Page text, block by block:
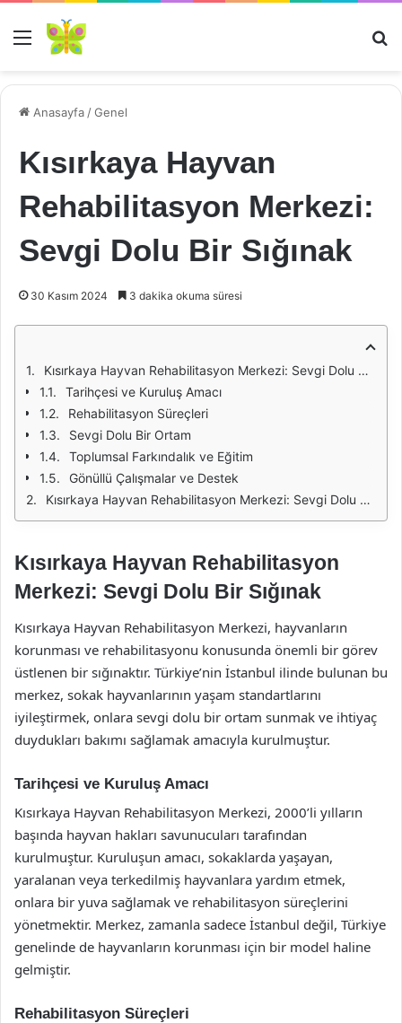
Menü
Anasayfa /Genel
Kısırkaya Hayvan
Rehabilitasyon Merkezi:
Sevgi Dolu Bir Sığınak
30 Kasım 2024 3 dakika okuma süresi
Kısırkaya Hayvan Rehabilitasyon Merkezi: Sevgi Dolu Bir Sığınak
Tarihçesi ve Kuruluş Amacı
Rehabilitasyon Süreçleri
Sevgi Dolu Bir Ortam
Toplumsal Farkındalık ve Eğitim
Gönüllü Çalışmalar ve Destek
Kısırkaya Hayvan Rehabilitasyon Merkezi: Sevgi Dolu Bir Sığınak
Kısırkaya Hayvan Rehabilitasyon
Merkezi: Sevgi Dolu Bir Sığınak
Kısırkaya Hayvan Rehabilitasyon Merkezi, hayvanların
korunması ve rehabilitasyonu konusunda önemli bir görev
üstlenen bir sığınaktır. Türkiye’nin İstanbul ilinde bulunan bu
merkez, sokak hayvanlarının yaşam standartlarını
iyileştirmek, onlara sevgi dolu bir ortam sunmak ve ihtiyaç
duydukları bakımı sağlamak amacıyla kurulmuştur.
Tarihçesi ve Kuruluş Amacı
Kısırkaya Hayvan Rehabilitasyon Merkezi, 2000’li yılların
başında hayvan hakları savunucuları tarafından
kurulmuştur. Kuruluşun amacı, sokaklarda yaşayan,
yaralanan veya terkedilmiş hayvanlara yardım etmek,
onlara bir yuva sağlamak ve rehabilitasyon süreçlerini
yönetmektir. Merkez, zamanla sadece İstanbul değil, Türkiye
genelinde de hayvanların korunması için bir model haline
gelmiştir.
Rehabilitasyon Süreçleri